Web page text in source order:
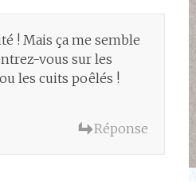
! Mais ça me semble
vous sur les
les cuits poêlés !
Réponse